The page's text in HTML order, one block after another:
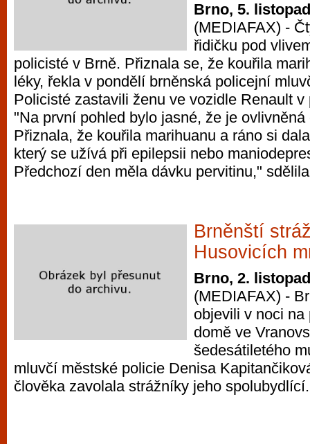
Brno, 5.
(MEDIAFAX) -
řidičku pod
policisté v Brně. Přiznala se, že kouřila
léky, řekla v pondělí brněnská policejní
Policisté zastavili ženu ve vozidle Renault
"Na první pohled bylo jasné, že je
Přiznala, že kouřila marihuanu a ráno si
který se užívá při epilepsii nebo
Předchozí den měla dávku pervitinu,"
Brněnští
Husovicích
Brno, 2.
(MEDIAFAX) -
objevili v noci
domě ve
šedesátiletého
mluvčí městské policie Denisa
člověka zavolala strážníky jeho spolubydlící.